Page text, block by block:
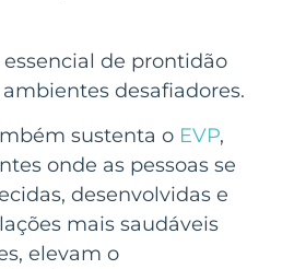
de prontidão
desafiadores.
sustenta o EVP,
onde as pessoas se
desenvolvidas e
mais saudáveis
elevam o